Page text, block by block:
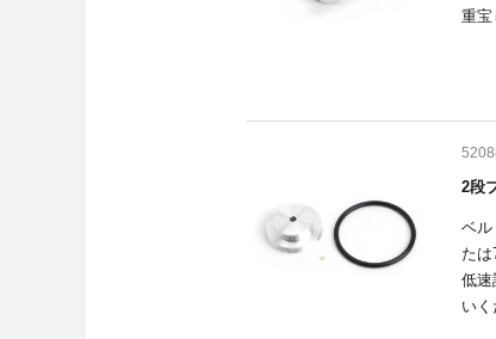
重宝
2段
ベル
たは
低速
いく